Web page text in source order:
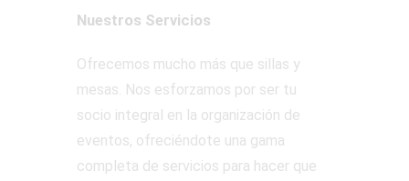
Nuestros Servicios
Ofrecemos mucho más que sillas y
mesas. Nos esforzamos por ser tu
socio integral en la organización de
eventos, ofreciéndote una gama
completa de servicios para hacer que